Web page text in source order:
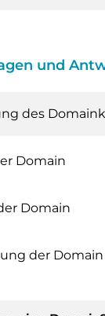
und
des
Domain
Domain
der Domain